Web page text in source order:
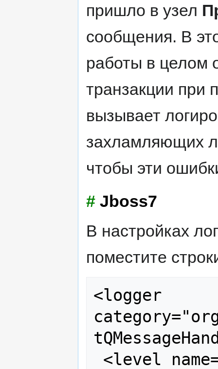
пришло в узел
сообщения. В
работы в целом
транзакции при
вызывает
захламляющих
чтобы эти
# Jboss7
В настройках
поместите
<logger